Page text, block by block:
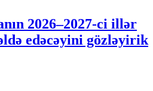
2026–2027-ci illər
edəcəyini gözləyirik